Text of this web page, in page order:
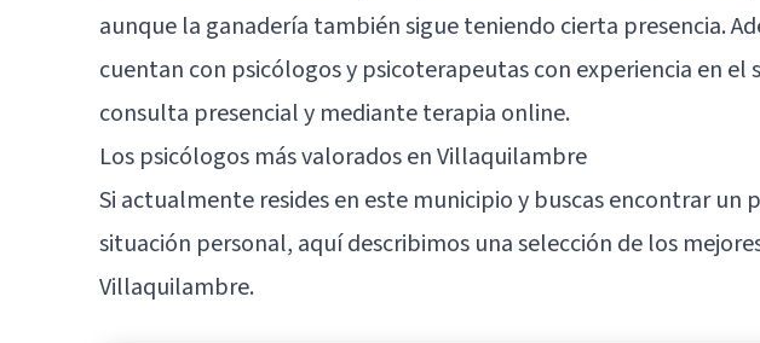
aunque la ganadería también sigue teniendo cierta presencia.
cuentan con psicólogos y psicoterapeutas con experiencia en el
consulta presencial y mediante terapia online.
Los psicólogos más valorados en Villaquilambre
Si actualmente resides en este municipio y buscas encontrar un
situación personal, aquí describimos una selección de los
Villaquilambre.